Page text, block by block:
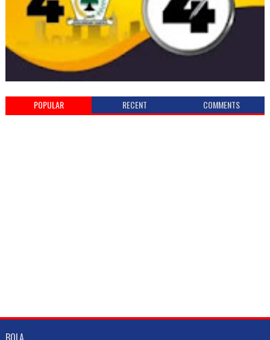
POPULAR RECENT COMMENTS